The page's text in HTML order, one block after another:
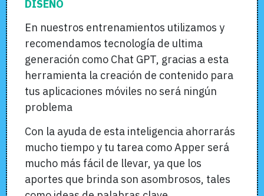
DISEÑO
En nuestros entrenamientos utilizamos y
recomendamos tecnología de ultima
generación como Chat GPT, gracias a esta
herramienta la creación de contenido para
tus aplicaciones móviles no será ningún
problema
Con la ayuda de esta inteligencia ahorrarás
mucho tiempo y tu tarea como Apper será
mucho más fácil de llevar, ya que los
aportes que brinda son asombrosos, tales